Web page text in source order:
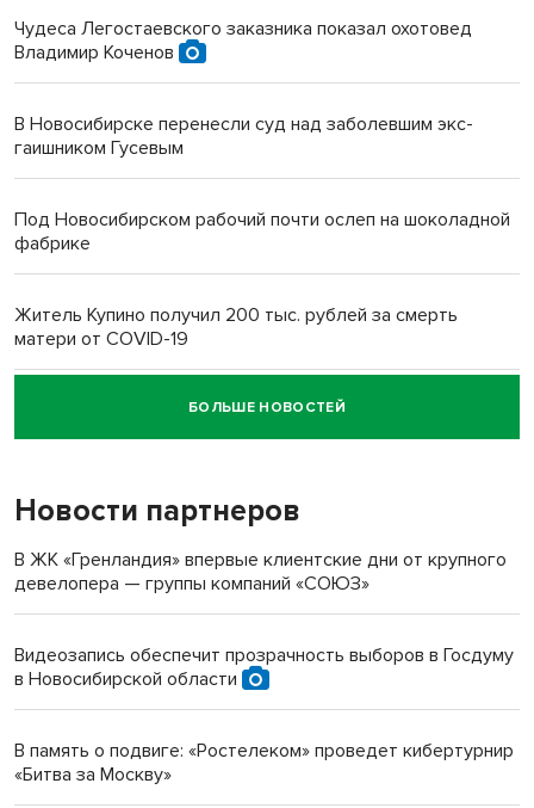
Чудеса Легостаевского заказника показал охотовед
Владимир Коченов
В Новосибирске перенесли суд над заболевшим экс-
гаишником Гусевым
Под Новосибирском рабочий почти ослеп на шоколадной
фабрике
Житель Купино получил 200 тыс. рублей за смерть
матери от COVID-19
Новосибирский суд наказал водителя за смерть
пенсионерки на вокзале
«Мы живём на пастбище!»: в новосибирском селе лошади
терроризируют жителей
Новосибирский преподаватель с женой вошли в топ-16
БОЛЬШЕ НОВОСТЕЙ
Новости партнеров
В ЖК «Гренландия» впервые клиентские дни от крупного
девелопера — группы компаний «СОЮЗ»
Видеозапись обеспечит прозрачность выборов в Госдуму
в Новосибирской области
В память о подвиге: «Ростелеком» проведет кибертурнир
«Битва за Москву»